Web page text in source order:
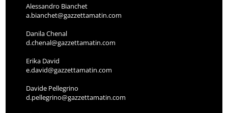
Alessandro Bianchet
a.bianchet@gazzettamatin.com
Danila Chenal
d.chenal@gazzettamatin.com
Erika David
e.david@gazzettamatin.com
Davide Pellegrino
d.pellegrino@gazzettamatin.com